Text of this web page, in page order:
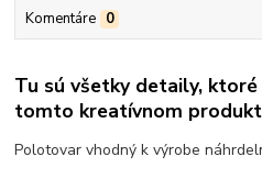
Komentáre 0
Tu sú všetky detaily,
tomto kreatívnom
Polotovar vhodný k výrobe